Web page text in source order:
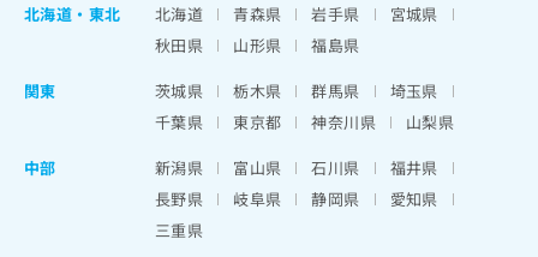
北海道 ・ 東北 北海道 青森県 岩手県
宮城県
秋田県
山形県
福島県
関東
茨城県 栃木県 群馬県
埼玉県
千葉県
東京都 神奈川県
山梨県
中部
新潟県 富山県 石川県
福井県
長野県
岐阜県 静岡県
愛知県
三重県